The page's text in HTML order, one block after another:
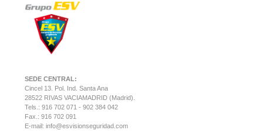
SEDE CENTRAL:
Cincel 13. Pol. Ind. Santa Ana
28522 RIVAS VACIAMADRID (Madrid).
Tels.: 916 702 071 - 902 384 042
Fax.: 916 702 091
E-mail: info@esvisionseguridad.com